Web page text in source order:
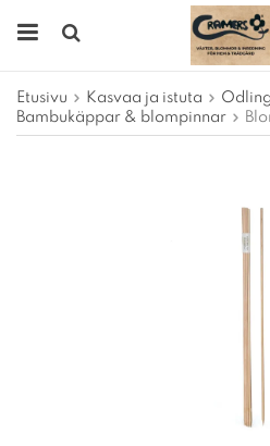
Etusivu Kasvaa ja istuta
Bambukäppar & blompinnar